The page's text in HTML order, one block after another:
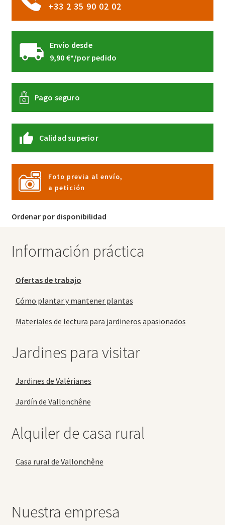
+33 2 35 90 02 02
Envío desde
9,90 €*/por pedido
Pago seguro
Calidad superior
Foto previa al envío,
a petición
Ordenar por disponibilidad
Información práctica
Ofertas de trabajo
Cómo plantar y mantener plantas
Materiales de lectura para jardineros apasionados
Jardines para visitar
Jardines de Valérianes
Jardín de Vallonchêne
Alquiler de casa rural
Casa rural de Vallonchêne
Nuestra empresa